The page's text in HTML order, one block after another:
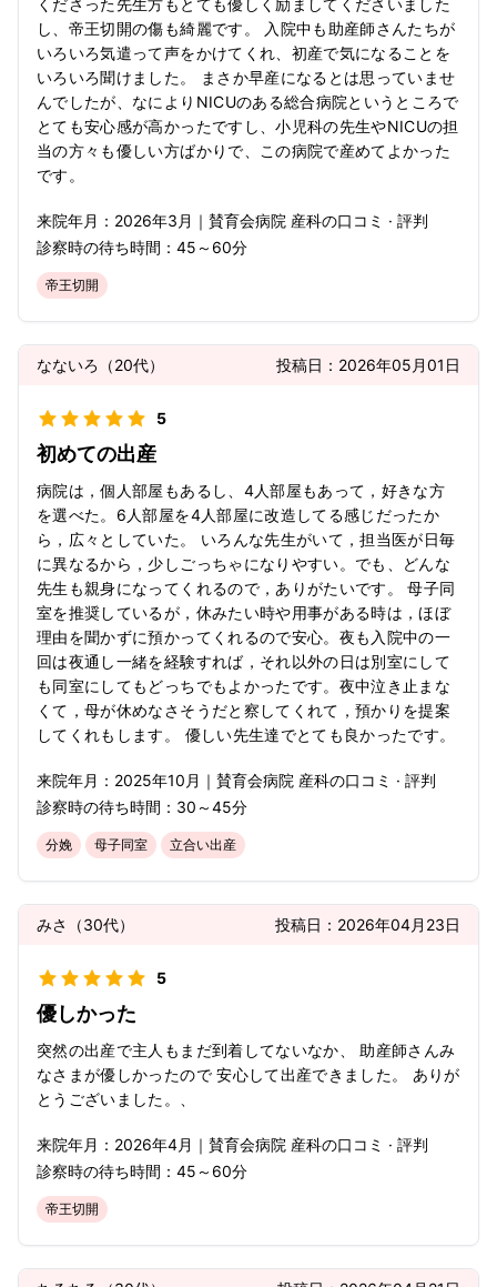
くださった先生方もとても優しく励ましてくださいました
し、帝王切開の傷も綺麗です。 入院中も助産師さんたちが
いろいろ気遣って声をかけてくれ、初産で気になることを
いろいろ聞けました。 まさか早産になるとは思っていませ
んでしたが、なによりNICUのある総合病院というところで
とても安心感が高かったですし、小児科の先生やNICUの担
当の方々も優しい方ばかりで、この病院で産めてよかった
です。
来院年月： 2026年3月 ｜ 賛育会病院 産科の口コミ · 評判
診察時の待ち時間： 45～60分
帝王切開
なないろ （20代） 投稿日： 2026年05月01日
5
初めての出産
病院は，個人部屋もあるし、4人部屋もあって，好きな方
を選べた。6人部屋を4人部屋に改造してる感じだったか
ら，広々としていた。 いろんな先生がいて，担当医が日毎
に異なるから，少しごっちゃになりやすい。でも、どんな
先生も親身になってくれるので，ありがたいです。 母子同
室を推奨しているが，休みたい時や用事がある時は，ほぼ
理由を聞かずに預かってくれるので安心。夜も入院中の一
回は夜通し一緒を経験すれば，それ以外の日は別室にして
も同室にしてもどっちでもよかったです。夜中泣き止まな
くて，母が休めなさそうだと察してくれて，預かりを提案
してくれもします。 優しい先生達でとても良かったです。
来院年月： 2025年10月 ｜ 賛育会病院 産科の口コミ · 評判
診察時の待ち時間： 30～45分
分娩 母子同室 立合い出産
みさ （30代） 投稿日： 2026年04月23日
5
優しかった
突然の出産で主人もまだ到着してないなか、 助産師さんみ
なさまが優しかったので 安心して出産できました。 ありが
とうございました。、
来院年月： 2026年4月 ｜ 賛育会病院 産科の口コミ · 評判
診察時の待ち時間： 45～60分
帝王切開